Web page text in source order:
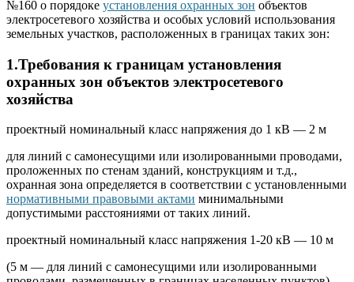
№160 о порядоке установления охранных зон объектов
электросетевого хозяйства и особых условий использования
земельных участков, расположенных в границах таких зон:
1.Требования к границам установления
охранных зон объектов электросетевого
хозяйства
проектный номинальный класс напряжения до 1 кВ — 2 м
для линий с самонесущими или изолированными проводами,
проложенных по стенам зданий, конструкциям и т.д.,
охранная зона определяется в соответствии с установленными
нормативными правовыми актами минимальными
допустимыми расстояниями от таких линий.
проектный номинальный класс напряжения 1-20 кВ — 10 м
(5 м — для линий с самонесущими или изолированными